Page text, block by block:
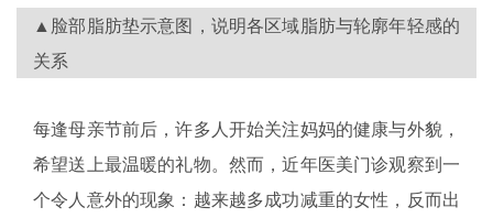
▲脸部脂肪垫示意图，说明各区域脂肪与轮廓年轻感的
关系
每逢母亲节前后，许多人开始关注妈妈的健康与外貌，
希望送上最温暖的礼物。然而，近年医美门诊观察到一
个令人意外的现象：越来越多成功减重的女性，反而出